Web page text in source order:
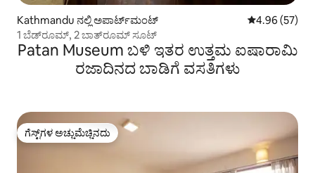
Kathmandu ನಲ್ಲಿ ಅಪಾರ್ಟ್‌ಮಂಟ್ 5 ರಲ್ಲಿ 4.96
4.96 (57)
1 ಬೆಡ್‌ರೂಮ್, 2 ಬಾತ್‌ರೂಮ್ ಸೂಟ್
Patan Museum ಬಳಿ ಇತರ ಉತ್ತಮ ಐಷಾರಾಮಿ
ರಜಾದಿನದ ಬಾಡಿಗೆ ವಸತಿಗಳು
ಗೆಸ್ಟ್‌ಗಳ ಅಚ್ಚುಮೆಚ್ಚಿನದು
ಗೆಸ್ಟ್‌ಗಳ ಅಚ್ಚುಮೆಚ್ಚಿನದು